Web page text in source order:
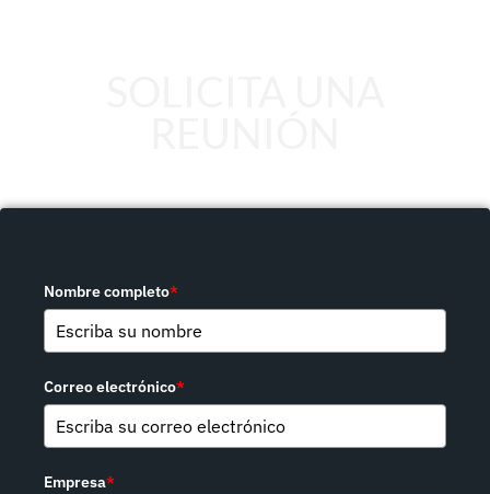
Nombre completo*
Correo electrónico*
Empresa*